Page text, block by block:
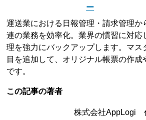
ー
運送業における日報管理・請求管理か
連の業務を効率化。業界の慣習に対応
理を強力にバックアップします。マス
目を追加して、オリジナル帳票の作
です。
この記事の著者
株式会社AppLogi